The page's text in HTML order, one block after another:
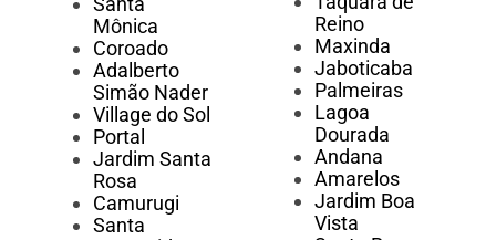
Mônica
Coroado
Adalberto
Simão Nader
Village do Sol
Portal
Jardim Santa
Rosa
Camurugi
Santa
Reino
Maxinda
Jaboticaba
Palmeiras
Lagoa
Dourada
Andana
Amarelos
Jardim Boa
Vista